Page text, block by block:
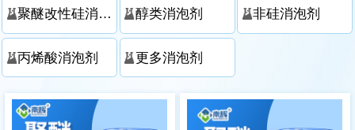
聚醚改性硅消泡剂 醇类消泡剂 非硅消泡剂
丙烯酸消泡剂 更多消泡剂